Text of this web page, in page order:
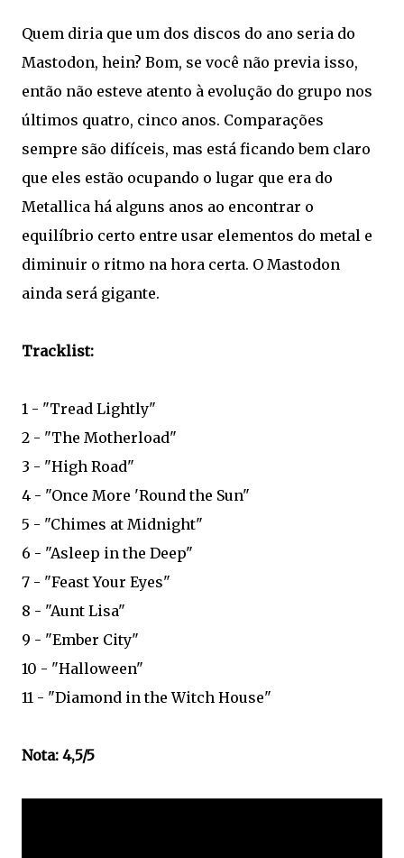
Quem diria que um dos discos do ano seria do
Mastodon, hein? Bom, se você não previa isso,
então não esteve atento à evolução do grupo nos
últimos quatro, cinco anos. Comparações
sempre são difíceis, mas está ficando bem claro
que eles estão ocupando o lugar que era do
Metallica há alguns anos ao encontrar o
equilíbrio certo entre usar elementos do metal e
diminuir o ritmo na hora certa. O Mastodon
ainda será gigante.
Tracklist:
1 - "Tread Lightly"
2 - "The Motherload"
3 - "High Road"
4 - "Once More 'Round the Sun"
5 - "Chimes at Midnight"
6 - "Asleep in the Deep"
7 - "Feast Your Eyes"
8 - "Aunt Lisa"
9 - "Ember City"
10 - "Halloween"
11 - "Diamond in the Witch House"
Nota: 4,5/5